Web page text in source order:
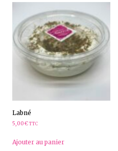
Labné
5,00€ TTC
Ajouter au panier